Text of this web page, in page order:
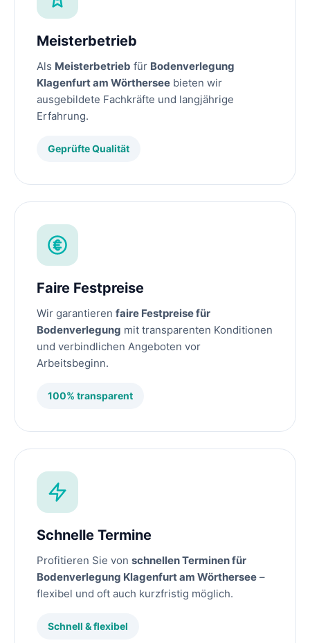
Meisterbetrieb
Als Meisterbetrieb für Bodenverlegung
Klagenfurt am Wörthersee bieten wir
ausgebildete Fachkräfte und langjährige
Erfahrung.
Geprüfte Qualität
Faire Festpreise
Wir garantieren faire Festpreise für
Bodenverlegung mit transparenten Konditionen
und verbindlichen Angeboten vor
Arbeitsbeginn.
100% transparent
Schnelle Termine
Profitieren Sie von schnellen Terminen für
Bodenverlegung Klagenfurt am Wörthersee –
flexibel und oft auch kurzfristig möglich.
Schnell & flexibel